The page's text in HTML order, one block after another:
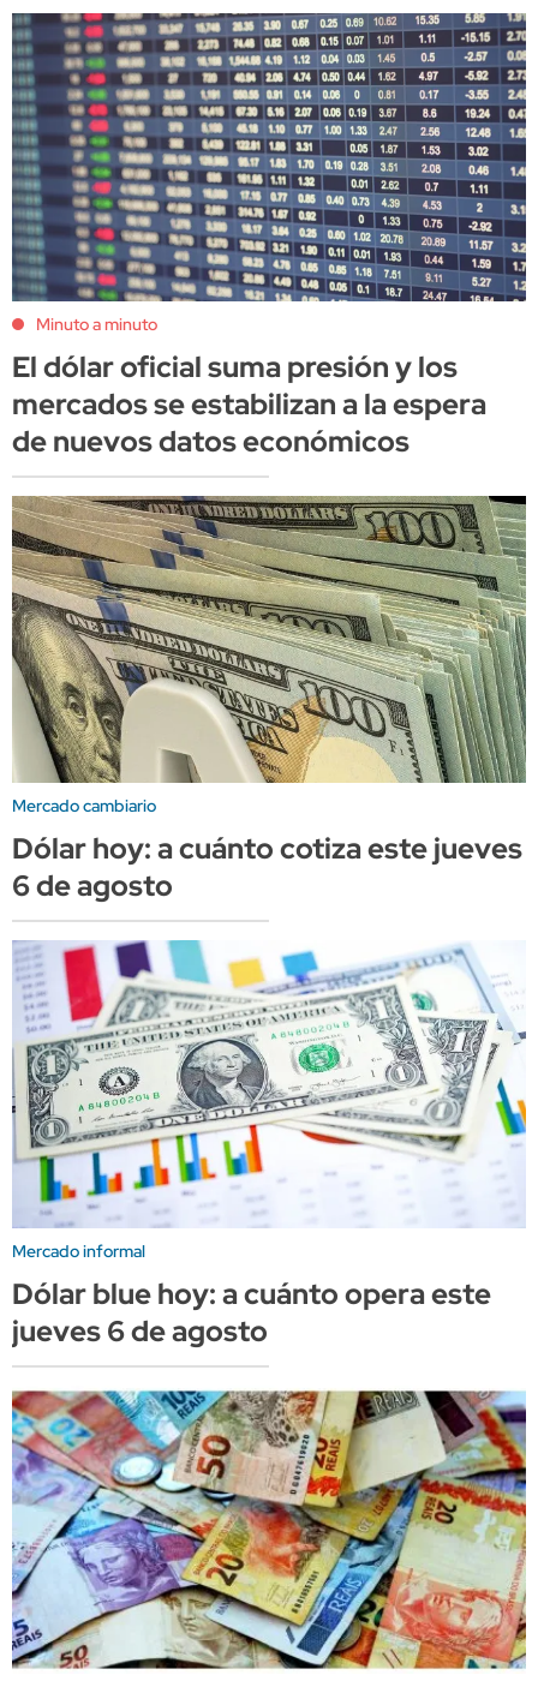
Minuto a minuto
El dólar oficial suma presión y los
mercados se estabilizan a la espera
de nuevos datos económicos
Mercado cambiario
Dólar hoy: a cuánto cotiza este jueves
6 de agosto
Mercado informal
Dólar blue hoy: a cuánto opera este
jueves 6 de agosto